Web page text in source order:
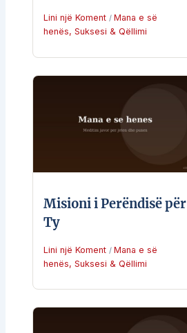
Lini një Koment / Mana e së
henës, Suksesi & Qëllimi
Misioni i Perëndisë për
Ty
Lini një Koment / Mana e së
henës, Suksesi & Qëllimi